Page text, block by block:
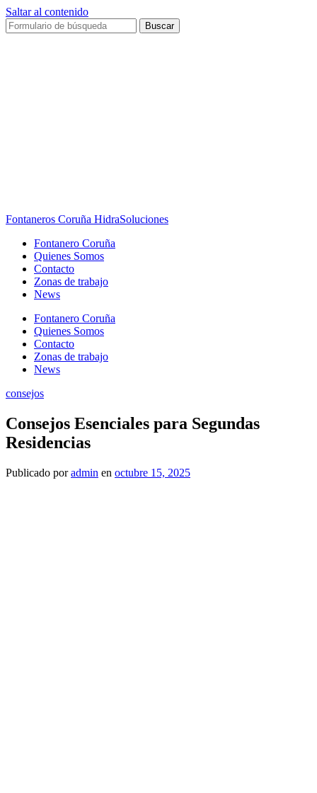
Saltar al contenido
Buscar
Fontaneros Coruña HidraSoluciones
Fontanero Coruña
Quienes Somos
Contacto
Zonas de trabajo
News
Fontanero Coruña
Quienes Somos
Contacto
Zonas de trabajo
News
consejos
Consejos Esenciales para Segundas
Residencias
Publicado poradmin en octubre 15, 2025